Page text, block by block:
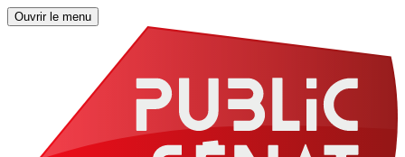
Ouvrir le menu